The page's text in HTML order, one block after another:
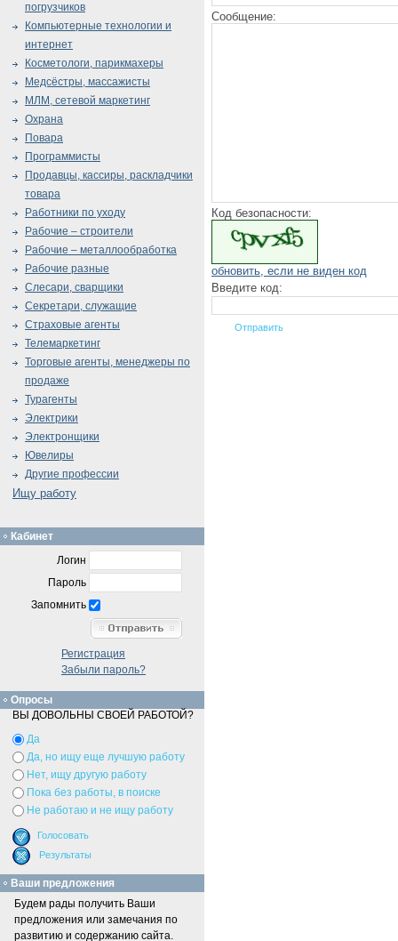
Сообщение:
Код безопасности:
обновить, если не виден код
Введите код:
погрузчиков
Компьютерные технологии и
интернет
Косметологи, парикмахеры
Медсёстры, массажисты
МЛМ, сетевой маркетинг
Охрана
Повара
Программисты
Продавцы, кассиры, раскладчики
товара
Работники по уходу
Рабочие – строители
Рабочие – металлообработка
Рабочие разные
Слесари, сварщики
Секретари, служащие
Страховые агенты
Телемаркетинг
Торговые агенты, менеджеры по
продаже
Турагенты
Электрики
Электронщики
Ювелиры
Другие профессии
Ищу работу
Кабинет
Логин
Пароль
Запомнить
Регистрация
Забыли пароль?
Опросы
ВЫ ДОВОЛЬНЫ СВОЕЙ РАБОТОЙ?
Да
Да, но ищу еще лучшую работу
Нет, ищу другую работу
Пока без работы, в поиске
Не работаю и не ищу работу
Ваши предложения
Будем рады получить Ваши
предложения или замечания по
развитию и содержанию сайта.